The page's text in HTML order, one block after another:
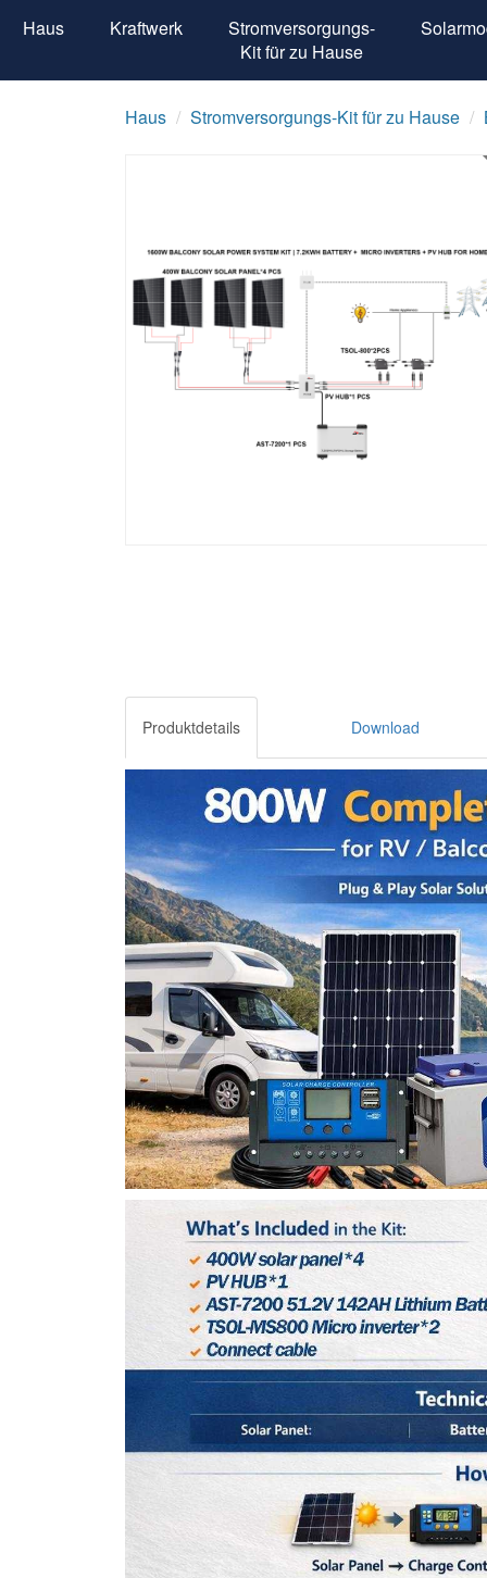
Haus Kraftwerk
Stromversorgungs-
Kit für zu Hause
Haus Stromversorgungs-Kit für zu Hause
Produktdetails Download